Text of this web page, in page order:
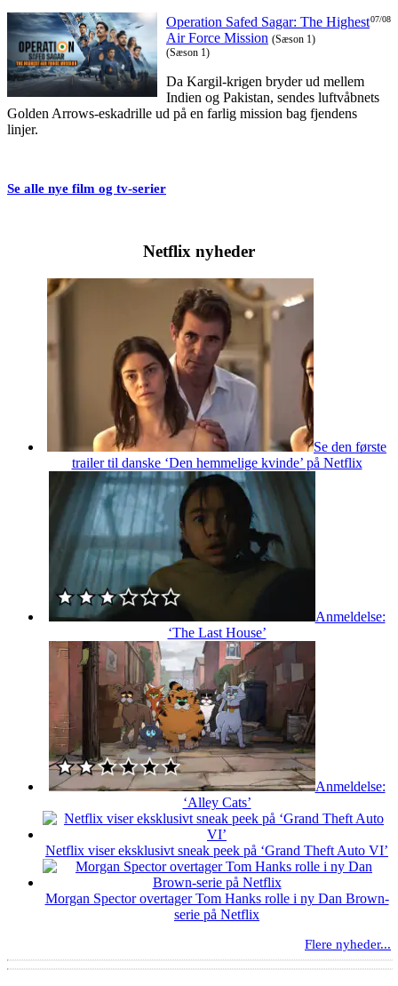
07/08
Operation Safed Sagar: The Highest
Air Force Mission (Sæson 1)
(Sæson 1)
Da Kargil-krigen bryder ud mellem
Indien og Pakistan, sendes luftvåbnets
Golden Arrows-eskadrille ud på en farlig mission bag fjendens
linjer.
Se alle nye film og tv-serier
Netflix nyheder
Se den første
trailer til danske ‘Den hemmelige kvinde’ på Netflix
Anmeldelse:
‘The Last House’
Anmeldelse:
‘Alley Cats’
Netflix viser eksklusivt sneak peek på ‘Grand Theft Auto VI’
Morgan Spector overtager Tom Hanks rolle i ny Dan Brown-
serie på Netflix
Flere nyheder...